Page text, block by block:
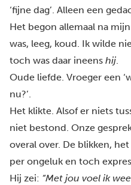
‘fijne dag’. Alleen een
Het begon allemaal na
was, leeg, koud. Ik wilde
toch was daar ineens hij.
Oude liefde. Vroeger een
nu?’.
Het klikte. Alsof er niets
niet bestond. Onze
overal over. De blikken,
per ongeluk en toch
Hij zei: “Met jou voel ik